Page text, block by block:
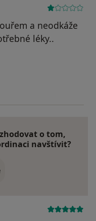
a neodkáže
léky..
účet byl odstraněn
o tom,
navštívit?